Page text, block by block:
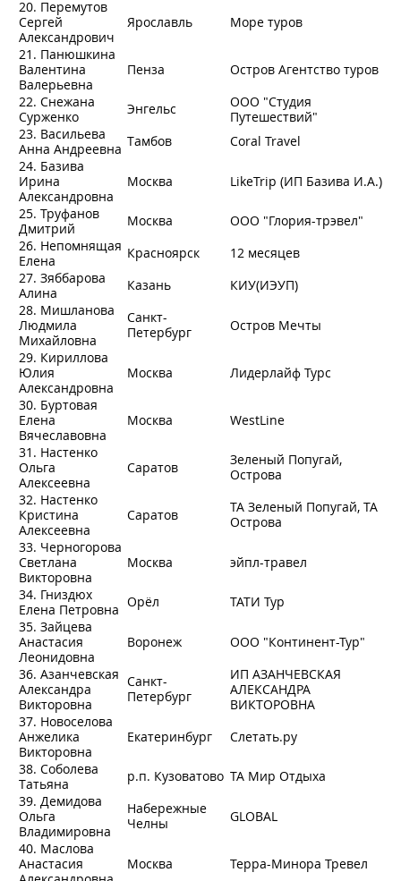
20. Перемутов
Сергей
Александрович
Ярославль
Море туров
21. Панюшкина
Валентина
Валерьевна
Пенза
Остров Агентство туров
22. Снежана
Сурженко
Энгельс
ООО "Студия
Путешествий"
23. Васильева
Анна Андреевна Тамбов
Coral Travel
24. Базива
Ирина
Александровна
Москва
LikeTrip (ИП Базива И.А.)
25. Труфанов
Дмитрий
Москва
ООО "Глория-трэвел"
26. Непомнящая
Елена
Красноярск
12 месяцев
27. Зяббарова
Алина
Казань
КИУ(ИЭУП)
28. Мишланова
Людмила
Михайловна
Санкт-
Петербург
Остров Мечты
29. Кириллова
Юлия
Александровна
Москва
Лидерлайф Турс
30. Буртовая
Елена
Вячеславовна
Москва
WestLine
31. Настенко
Ольга
Алексеевна
Саратов
Зеленый Попугай,
Острова
32. Настенко
Кристина
Алексеевна
Саратов
ТА Зеленый Попугай, ТА
Острова
33. Черногорова
Светлана
Викторовна
Москва
эйпл-травел
34. Гниздюх
Елена Петровна Орёл
ТАТИ Тур
35. Зайцева
Анастасия
Леонидовна
Воронеж
ООО "Континент-Тур"
36. Азанчевская
Александра
Викторовна
Санкт-
Петербург
ИП АЗАНЧЕВСКАЯ
АЛЕКСАНДРА
ВИКТОРОВНА
37. Новоселова
Анжелика
Викторовна
Екатеринбург
Слетать.ру
38. Соболева
Татьяна
р.п. Кузоватово ТА Мир Отдыха
39. Демидова
Ольга
Владимировна
Набережные
Челны
GLOBAL
40. Маслова
Анастасия
Москва
Терра-Минора Тревел